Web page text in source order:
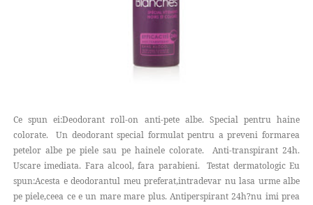
Ce spun ei:Deodorant roll-on anti-pete albe. Special pentru haine
colorate. Un deodorant special formulat pentru a preveni formarea
petelor albe pe piele sau pe hainele colorate. Anti-transpirant 24h.
Uscare imediata. Fara alcool, fara parabieni. Testat dermatologic Eu
spun:Acesta e deodorantul meu preferat,intradevar nu lasa urme albe
pe piele,ceea ce e un mare mare plus. Antiperspirant 24h?nu imi prea